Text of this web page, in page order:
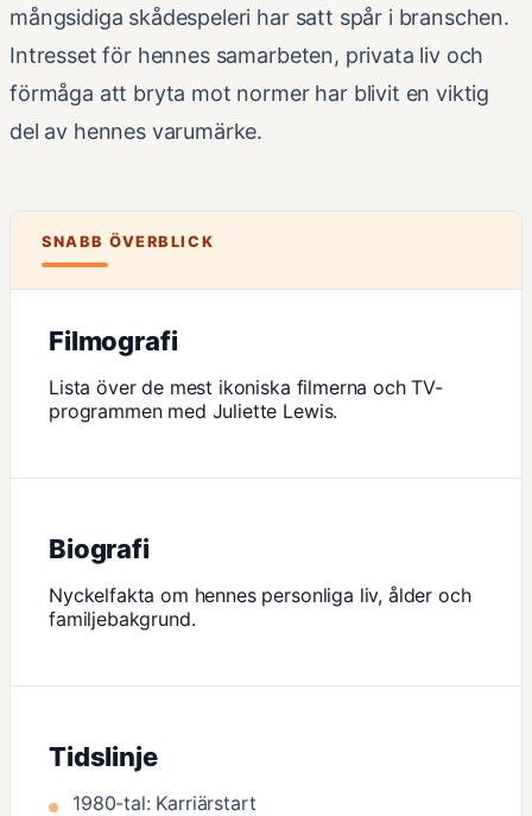
mångsidiga skådespeleri har satt spår i branschen.
Intresset för hennes samarbeten, privata liv och
förmåga att bryta mot normer har blivit en viktig
del av hennes varumärke.
SNABB ÖVERBLICK
Filmografi
Lista över de mest ikoniska filmerna och TV-
programmen med Juliette Lewis.
Biografi
Nyckelfakta om hennes personliga liv, ålder och
familjebakgrund.
Tidslinje
1980-tal: Karriärstart